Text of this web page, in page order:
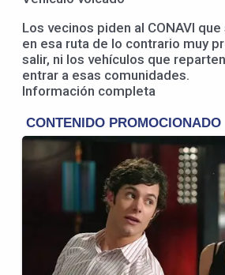
Los vecinos piden al CONAVI
en esa ruta de lo contrario muy
salir, ni los vehículos que
entrar a esas comunidades.
Información completa